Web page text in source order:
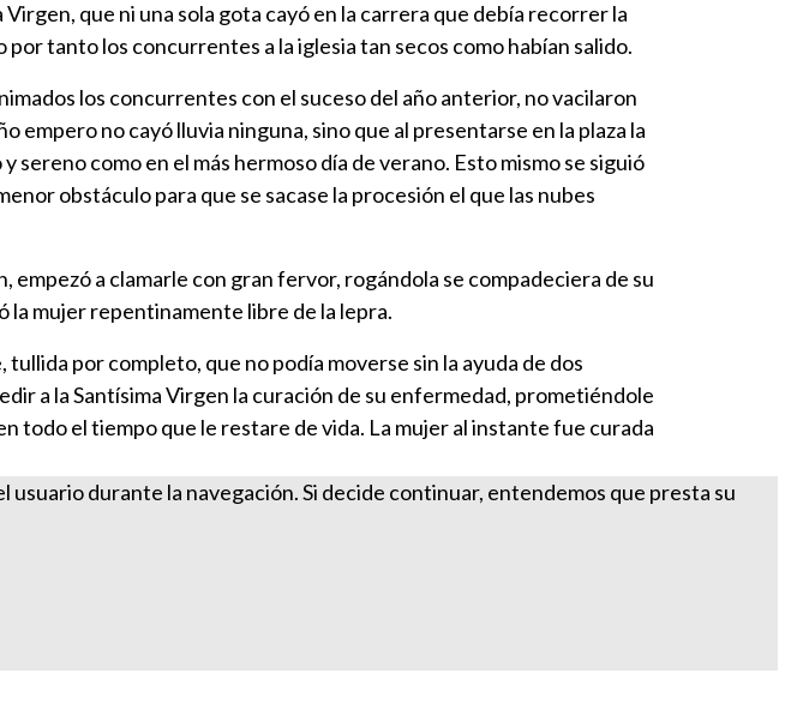
que ni una sola gota cayó en la carrera que debía recorrer la
tanto los concurrentes a la iglesia tan secos como habían salido.
los concurrentes con el suceso del año anterior, no vacilaron
empero no cayó lluvia ninguna, sino que al presentarse en la plaza la
sereno como en el más hermoso día de verano. Esto mismo se siguió
obstáculo para que se sacase la procesión el que las nubes
empezó a clamarle con gran fervor, rogándola se compadeciera de su
la mujer repentinamente libre de la lepra.
por completo, que no podía moverse sin la ayuda de dos
a la Santísima Virgen la curación de su enfermedad, prometiéndole
todo el tiempo que le restare de vida. La mujer al instante fue curada
durante la navegación. Si decide continuar, entendemos que presta su